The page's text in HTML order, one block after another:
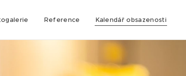
Reference Kalendář obsazenosti